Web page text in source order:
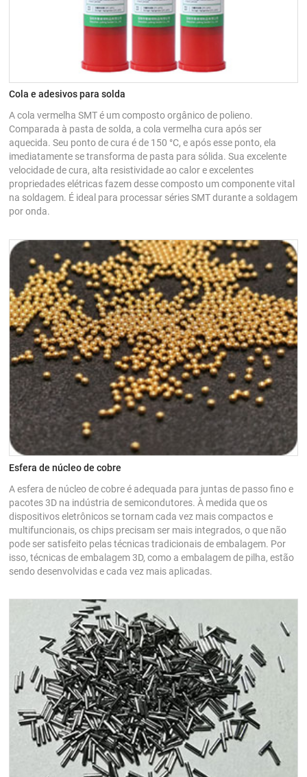
Cola e adesivos para solda
A cola vermelha SMT é um composto orgânico de polieno.
Comparada à pasta de solda, a cola vermelha cura após ser
aquecida. Seu ponto de cura é de 150 °C, e após esse ponto, ela
imediatamente se transforma de pasta para sólida. Sua excelente
velocidade de cura, alta resistividade ao calor e excelentes
propriedades elétricas fazem desse composto um componente vital
na soldagem. É ideal para processar séries SMT durante a soldagem
por onda.
Esfera de núcleo de cobre
A esfera de núcleo de cobre é adequada para juntas de passo fino e
pacotes 3D na indústria de semicondutores. À medida que os
dispositivos eletrônicos se tornam cada vez mais compactos e
multifuncionais, os chips precisam ser mais integrados, o que não
pode ser satisfeito pelas técnicas tradicionais de embalagem. Por
isso, técnicas de embalagem 3D, como a embalagem de pilha, estão
sendo desenvolvidas e cada vez mais aplicadas.